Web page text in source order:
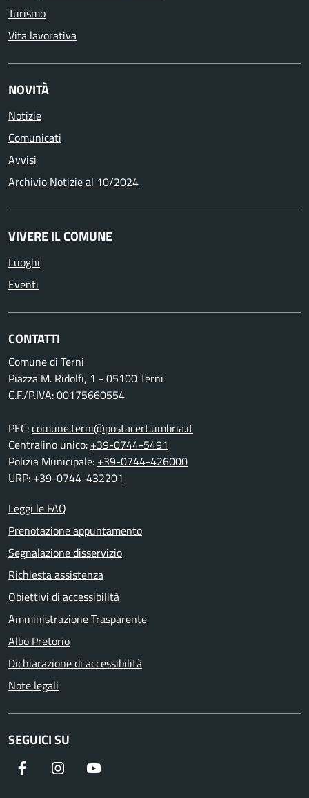
Turismo
Vita lavorativa
NOVITÀ
Notizie
Comunicati
Avvisi
Archivio Notizie al 10/2024
VIVERE IL COMUNE
Luoghi
Eventi
CONTATTI
Comune di Terni
Piazza M. Ridolfi, 1 - 05100 Terni
C.F./P.IVA: 00175660554
PEC:comune.terni@postacert.umbria.it
Centralino unico: +39-0744-5491
Polizia Municipale: +39-0744-426000
URP: +39-0744-432201
Leggi le FAQ
Prenotazione appuntamento
Segnalazione disservizio
Richiesta assistenza
Obiettivi di accessibilità
Amministrazione Trasparente
Albo Pretorio
Dichiarazione di accessibilità
Note legali
SEGUICI SU